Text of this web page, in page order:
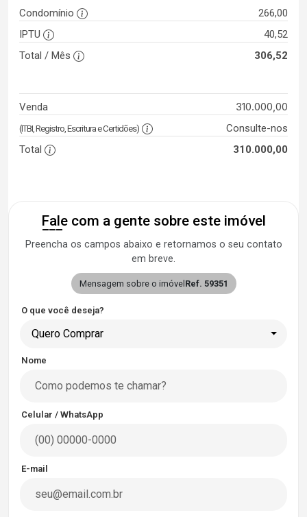
Condomínio
266,00
IPTU
40,52
Total / Mês
306,52
Venda 310.000,00
(ITBI, Registro, Escritura e Certidões)
Consulte-nos
Total
310.000,00
Fale com a gente sobre este imóvel
Preencha os campos abaixo e retornamos o seu contato
em breve.
Mensagem sobre o imóvel Ref. 59351
O que você deseja?
Quero Comprar
Nome
Celular / WhatsApp
E-mail